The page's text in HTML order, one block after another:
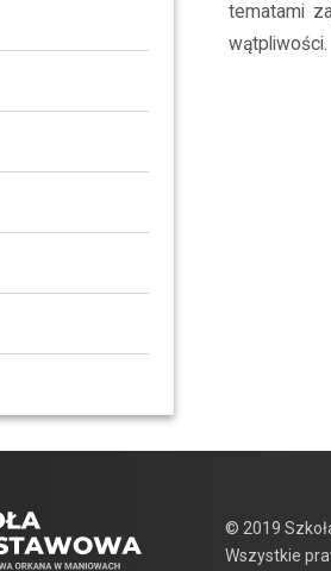
tematami
wątpliwości.
© 2019
Wszystkie